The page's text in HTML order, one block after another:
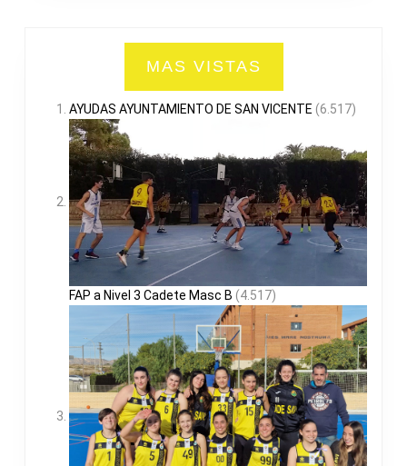
MAS VISTAS
AYUDAS AYUNTAMIENTO DE SAN VICENTE (6.517)
FAP a Nivel 3 Cadete Masc B (4.517)